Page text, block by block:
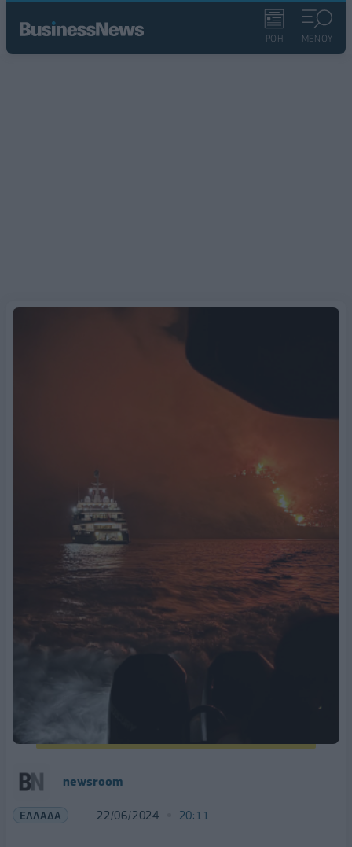
ΡΟΗ ΜΕΝΟΥ
newsroom
ΕΛΛΑΔΑ 22/06/2024 20:11